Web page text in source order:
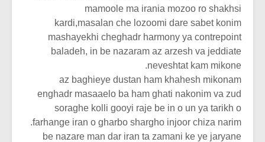
mamoole ma irania mozoo ro shakhsi
kardi,masalan che lozoomi dare sabet konim
mashayekhi cheghadr harmony ya contrepoint
baladeh, in be nazaram az arzesh va jeddiate
neveshtat kam mikone.
az baghieye dustan ham khahesh mikonam
enghadr masaaelo ba ham ghati nakonim va zud
soraghe kolli gooyi raje be in o un ya tarikh o
farhange iran o gharbo shargho injoor chiza narim.
be nazare man dar iran ta zamani ke ye jaryane